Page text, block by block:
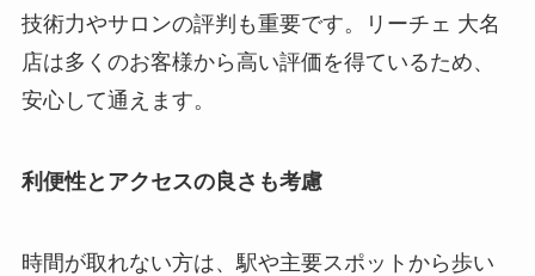
技術力やサロンの評判も重要です。リーチェ 大名
店は多くのお客様から高い評価を得ているため、
安心して通えます。
利便性とアクセスの良さも考慮
時間が取れない方は、駅や主要スポットから歩い